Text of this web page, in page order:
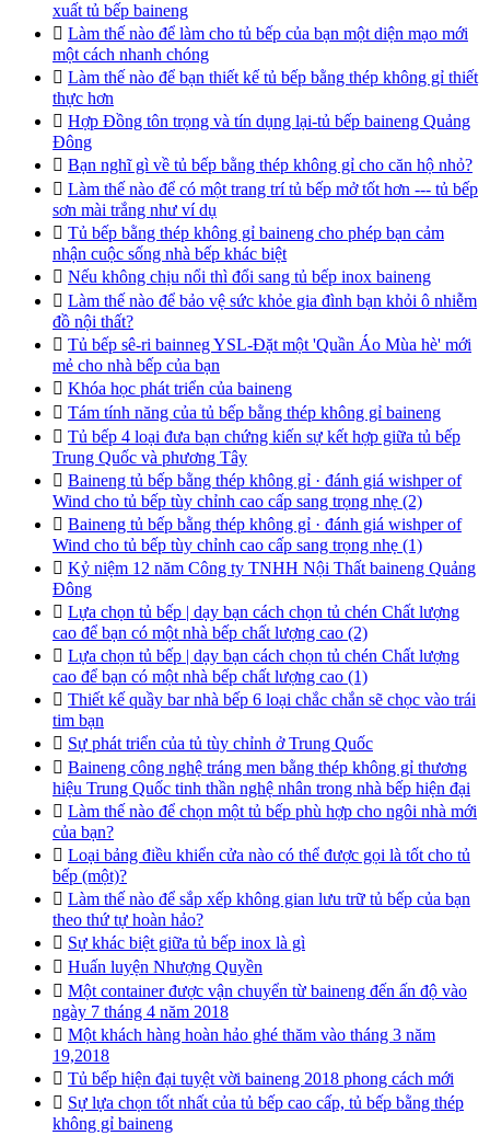
xuất tủ bếp baineng
 Làm thế nào để làm cho tủ bếp của bạn một diện mạo mới
một cách nhanh chóng
 Làm thế nào để bạn thiết kế tủ bếp bằng thép không gỉ thiết
thực hơn
 Hợp Đồng tôn trọng và tín dụng lại-tủ bếp baineng Quảng
Đông
 Bạn nghĩ gì về tủ bếp bằng thép không gỉ cho căn hộ nhỏ?
 Làm thế nào để có một trang trí tủ bếp mở tốt hơn --- tủ bếp
sơn mài trắng như ví dụ
 Tủ bếp bằng thép không gỉ baineng cho phép bạn cảm
nhận cuộc sống nhà bếp khác biệt
 Nếu không chịu nổi thì đổi sang tủ bếp inox baineng
 Làm thế nào để bảo vệ sức khỏe gia đình bạn khỏi ô nhiễm
đồ nội thất?
 Tủ bếp sê-ri bainneg YSL-Đặt một 'Quần Áo Mùa hè' mới
mẻ cho nhà bếp của bạn
 Khóa học phát triển của baineng
 Tám tính năng của tủ bếp bằng thép không gỉ baineng
 Tủ bếp 4 loại đưa bạn chứng kiến sự kết hợp giữa tủ bếp
Trung Quốc và phương Tây
 Baineng tủ bếp bằng thép không gỉ · đánh giá wishper of
Wind cho tủ bếp tùy chỉnh cao cấp sang trọng nhẹ (2)
 Baineng tủ bếp bằng thép không gỉ · đánh giá wishper of
Wind cho tủ bếp tùy chỉnh cao cấp sang trọng nhẹ (1)
 Kỷ niệm 12 năm Công ty TNHH Nội Thất baineng Quảng
Đông
 Lựa chọn tủ bếp | dạy bạn cách chọn tủ chén Chất lượng
cao để bạn có một nhà bếp chất lượng cao (2)
 Lựa chọn tủ bếp | dạy bạn cách chọn tủ chén Chất lượng
cao để bạn có một nhà bếp chất lượng cao (1)
 Thiết kế quầy bar nhà bếp 6 loại chắc chắn sẽ chọc vào trái
tim bạn
 Sự phát triển của tủ tùy chỉnh ở Trung Quốc
 Baineng công nghệ tráng men bằng thép không gỉ thương
hiệu Trung Quốc tinh thần nghệ nhân trong nhà bếp hiện đại
 Làm thế nào để chọn một tủ bếp phù hợp cho ngôi nhà mới
của bạn?
 Loại bảng điều khiển cửa nào có thể được gọi là tốt cho tủ
bếp (một)?
 Làm thế nào để sắp xếp không gian lưu trữ tủ bếp của bạn
theo thứ tự hoàn hảo?
 Sự khác biệt giữa tủ bếp inox là gì
 Huấn luyện Nhượng Quyền
 Một container được vận chuyển từ baineng đến ấn độ vào
ngày 7 tháng 4 năm 2018
 Một khách hàng hoàn hảo ghé thăm vào tháng 3 năm
19,2018
 Tủ bếp hiện đại tuyệt vời baineng 2018 phong cách mới
 Sự lựa chọn tốt nhất của tủ bếp cao cấp, tủ bếp bằng thép
không gỉ baineng